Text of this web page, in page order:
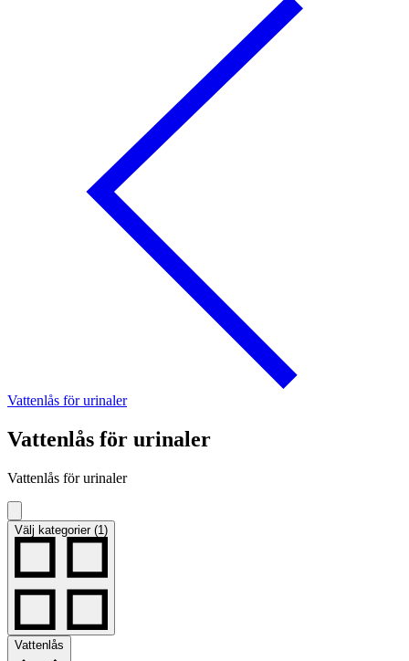
Vattenlås för urinaler
Vattenlås för urinaler
Vattenlås för urinaler
Välj kategorier (1)
Vattenlås